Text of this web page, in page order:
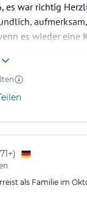
es war richtig
es wieder eine
71+)
als Familie im